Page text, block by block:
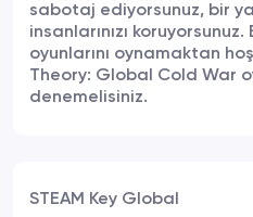
sabotaj ediyorsunuz, bir
insanlarınızı
oyunlarını oynamaktan
Theory: Global Cold War
denemelisiniz.
STEAM Key Global